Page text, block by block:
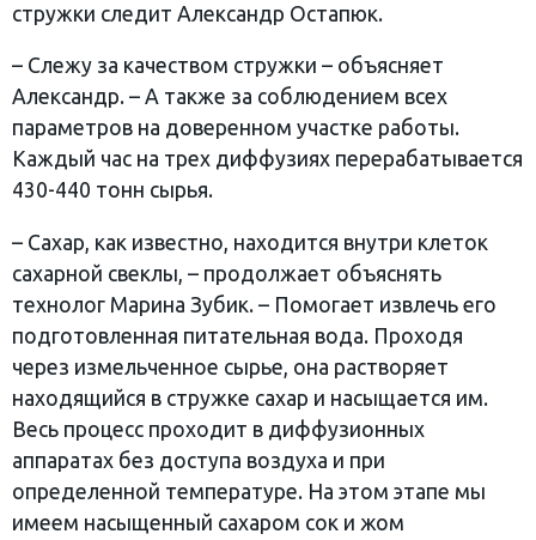
стружки следит Александр Остапюк.
– Слежу за качеством стружки – объясняет
Александр. – А также за соблюдением всех
параметров на доверенном участке работы.
Каждый час на трех диффузиях перерабатывается
430-440 тонн сырья.
– Сахар, как известно, находится внутри клеток
сахарной свеклы, – продолжает объяснять
технолог Марина Зубик. – Помогает извлечь его
подготовленная питательная вода. Проходя
через измельченное сырье, она растворяет
находящийся в стружке сахар и насыщается им.
Весь процесс проходит в диффузионных
аппаратах без доступа воздуха и при
определенной температуре. На этом этапе мы
имеем насыщенный сахаром сок и жом